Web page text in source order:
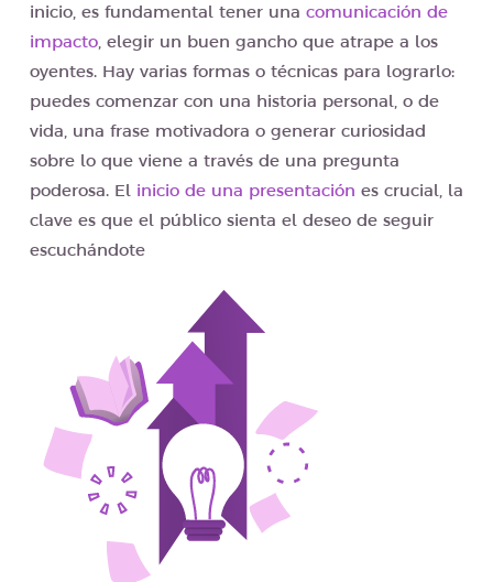
inicio, es fundamental tener una comunicación de
impacto, elegir un buen gancho que atrape a los
oyentes. Hay varias formas o técnicas para lograrlo:
puedes comenzar con una historia personal, o de
vida, una frase motivadora o generar curiosidad
sobre lo que viene a través de una pregunta
poderosa. El inicio de una presentación es crucial, la
clave es que el público sienta el deseo de seguir
escuchándote